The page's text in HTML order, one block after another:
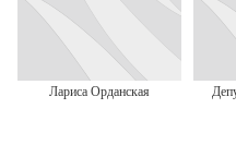
Лариса Орданская